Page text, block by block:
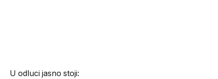
U odluci jasno stoji: